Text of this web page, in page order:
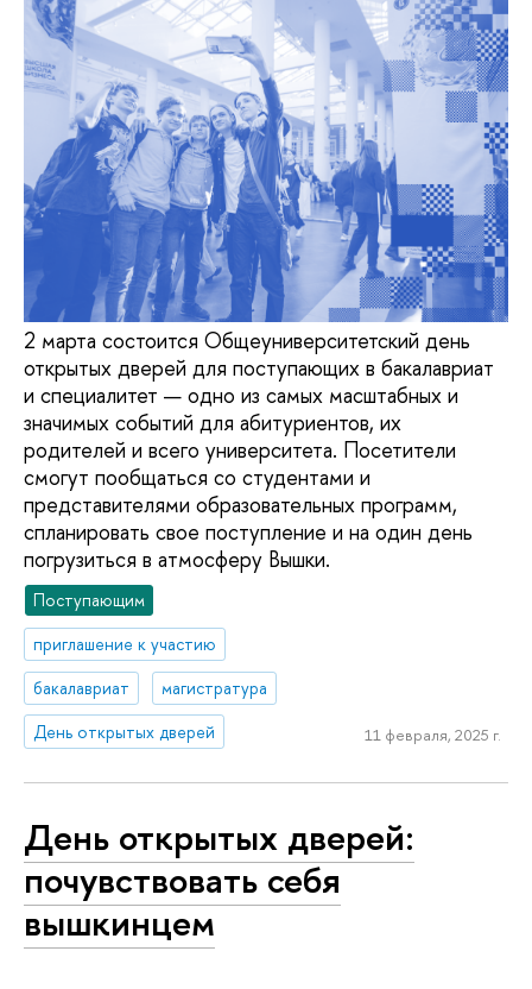
2 марта состоится Общеуниверситетский день
открытых дверей для поступающих в бакалавриат
и специалитет — одно из самых масштабных и
значимых событий для абитуриентов, их
родителей и всего университета. Посетители
смогут пообщаться со студентами и
представителями образовательных программ,
спланировать свое поступление и на один день
погрузиться в атмосферу Вышки.
Поступающим
приглашение к участию
бакалавриат
магистратура
День открытых дверей
11 февраля, 2025 г.
День открытых дверей:
почувствовать себя
вышкинцем